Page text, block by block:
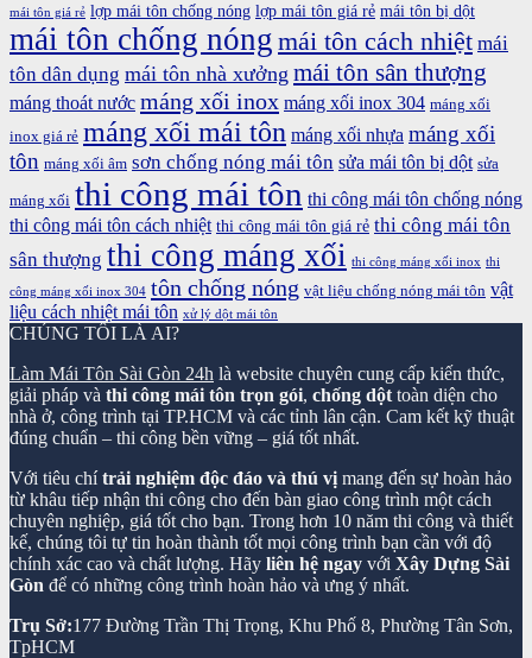
mái tôn giá rẻ lợp mái tôn chống nóng lợp mái tôn giá rẻ mái tôn bị dột
mái tôn chống nóng mái tôn cách nhiệt mái
tôn dân dụng mái tôn nhà xưởng mái tôn sân thượng
máng thoát nước máng xối inox máng xối inox 304 máng xối
inox giá rẻ máng xối mái tôn máng xối nhựa máng xối
tôn máng xối âm sơn chống nóng mái tôn sửa mái tôn bị dột sửa
máng xối thi công mái tôn thi công mái tôn chống nóng
thi công mái tôn cách nhiệt thi công mái tôn giá rẻ thi công mái tôn
sân thượng thi công máng xối thi công máng xối inox thi
công máng xối inox 304 tôn chống nóng vật liệu chống nóng mái tôn vật
liệu cách nhiệt mái tôn xử lý dột mái tôn
CHÚNG TÔI LÀ AI?
Làm Mái Tôn Sài Gòn 24h là website chuyên cung cấp kiến thức,
giải pháp và thi công mái tôn trọn gói, chống dột toàn diện cho
nhà ở, công trình tại TP.HCM và các tỉnh lân cận. Cam kết kỹ thuật
đúng chuẩn – thi công bền vững – giá tốt nhất.
Với tiêu chítrải nghiệm độc đáo và thú vị mang đến sự hoàn hảo
từ khâu tiếp nhận thi công cho đến bàn giao công trình một cách
chuyên nghiệp, giá tốt cho bạn. Trong hơn 10 năm thi công và thiết
kế, chúng tôi tự tin hoàn thành tốt mọi công trình bạn cần với độ
chính xác cao và chất lượng. Hãy liên hệ ngay với Xây Dựng Sài
Gòn để có những công trình hoàn hảo và ưng ý nhất.
Trụ Sở:177 Đường Trần Thị Trọng, Khu Phố 8, Phường Tân Sơn,
TpHCM